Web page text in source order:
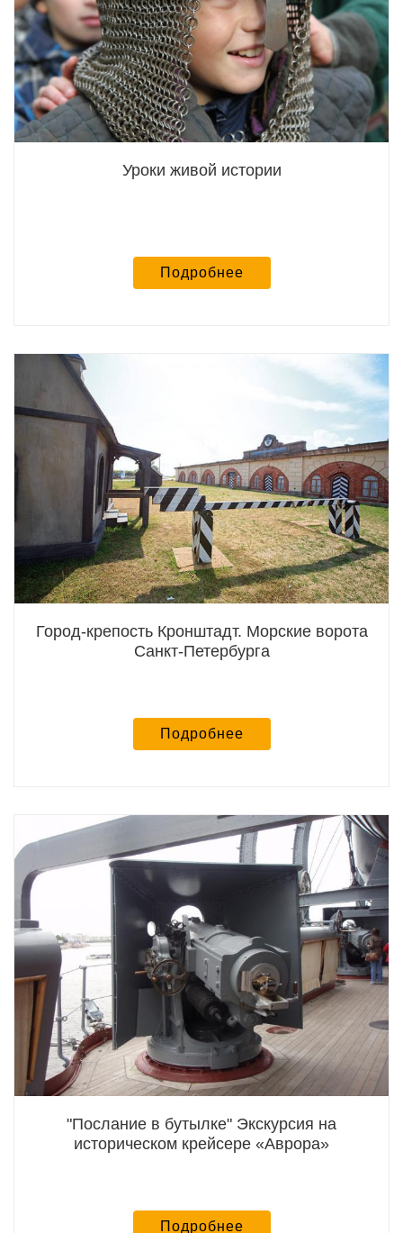
Уроки живой истории
Подробнее
Город-крепость Кронштадт. Морские ворота
Санкт-Петербурга
Подробнее
"Послание в бутылке" Экскурсия на
историческом крейсере «Аврора»
Подробнее